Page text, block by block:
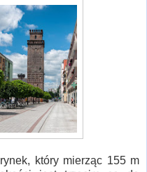
który mierząc 155 m